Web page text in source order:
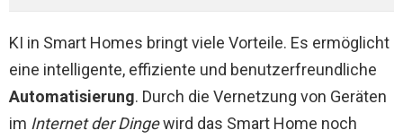
KI in Smart Homes bringt viele Vorteile. Es ermöglicht
eine intelligente, effiziente und benutzerfreundliche
Automatisierung. Durch die Vernetzung von Geräten
im Internet der Dingewird das Smart Home noch